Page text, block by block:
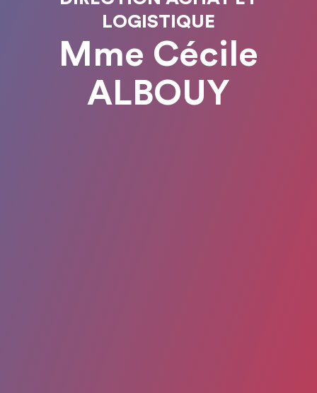
LOGISTIQUE
Mme Cécile
ALBOUY